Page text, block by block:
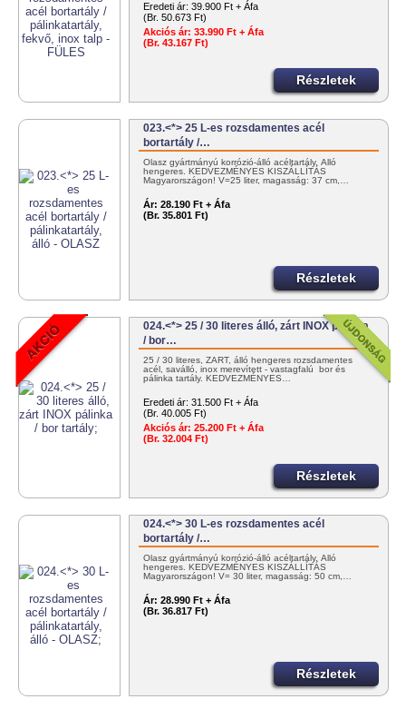
Eredeti ár: 39.900 Ft + Áfa
(Br. 50.673 Ft)
Akciós ár: 33.990 Ft + Áfa
(Br. 43.167 Ft)
Részletek
023.<*> 25 L-es rozsdamentes acél
bortartály /…
Olasz gyártmányú korrózió-álló acéltartály. Álló
hengeres. KEDVEZMÉNYES KISZÁLLÍTÁS
Magyarországon! V=25 liter, magasság: 37 cm,…
Ár: 28.190 Ft + Áfa
(Br. 35.801 Ft)
Részletek
024.<*> 25 / 30 literes álló, zárt INOX pálinka
/ bor…
25 / 30 literes, ZÁRT, álló hengeres rozsdamentes
acél, saválló, inox merevített - vastagfalú bor és
pálinka tartály. KEDVEZMÉNYES…
Eredeti ár: 31.500 Ft + Áfa
(Br. 40.005 Ft)
Akciós ár: 25.200 Ft + Áfa
(Br. 32.004 Ft)
Részletek
024.<*> 30 L-es rozsdamentes acél
bortartály /…
Olasz gyártmányú korrózió-álló acéltartály. Álló
hengeres. KEDVEZMÉNYES KISZÁLLÍTÁS
Magyarországon! V= 30 liter, magasság: 50 cm,…
Ár: 28.990 Ft + Áfa
(Br. 36.817 Ft)
Részletek